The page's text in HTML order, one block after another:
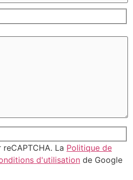
La Politique de
d'utilisation de Google